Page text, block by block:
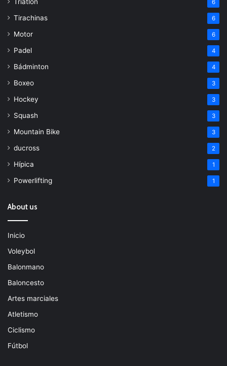
6
Tirachinas 6
Motor 6
Padel 4
Bádminton 4
Boxeo 3
Hockey 3
Squash 3
Mountain Bike 3
ducross 2
Hípica 1
Powerlifting 1
About us
Inicio
Voleybol
Balonmano
Baloncesto
Artes marciales
Atletismo
Ciclismo
Fútbol